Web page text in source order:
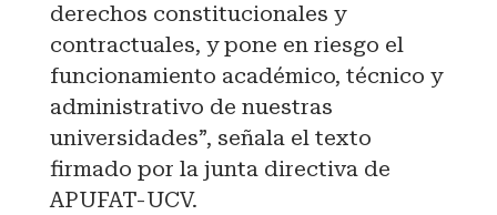
derechos constitucionales y
contractuales, y pone en riesgo el
funcionamiento académico, técnico y
administrativo de nuestras
universidades”, señala el texto
firmado por la junta directiva de
APUFAT-UCV.